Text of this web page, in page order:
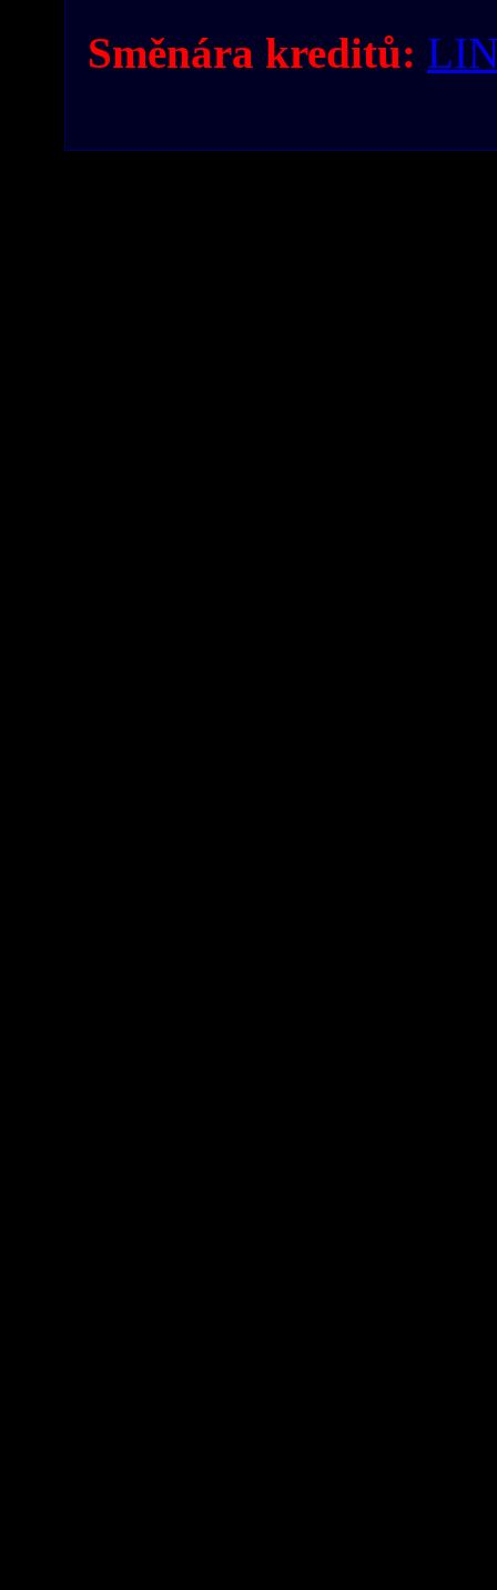
Směnára kreditů: